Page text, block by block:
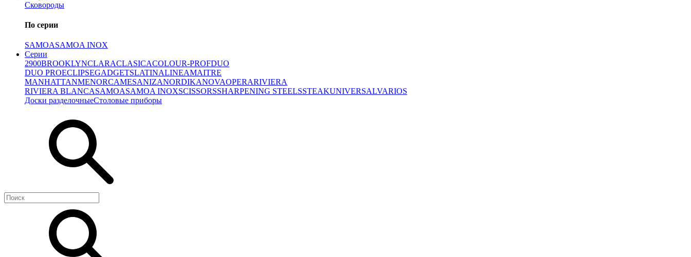
Сковороды
По серии
SAMOASAMOA INOX
Серии
2900BROOKLYNCLARACLASICACOLOUR-PROFDUO
DUO PROECLIPSEGADGETSLATINALINEAMAITRE
MANHATTANMENORCAMESANIZANORDIKANOVAOPERARIVIERA
RIVIERA BLANCASAMOASAMOA INOXSCISSORSSHARPENING STEELSSTEAKUNIVERSALVARIOS
Доски разделочныеСтоловые приборы